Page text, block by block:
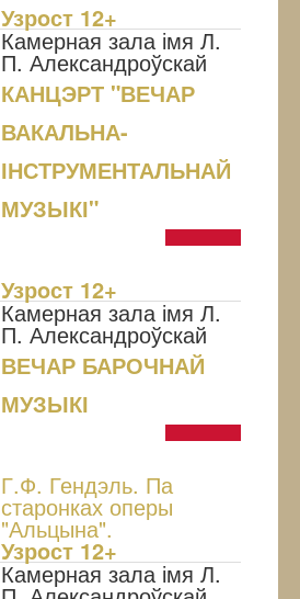
Узрoст 12+
Камерная зала імя Л.
П. Александроўскай
КАНЦЭРТ "ВЕЧАР
ВАКАЛЬНА-
ІНСТРУМЕНТАЛЬНАЙ
МУЗЫКІ"
Узрoст 12+
Камерная зала імя Л.
П. Александроўскай
ВЕЧАР БАРОЧНАЙ
МУЗЫКІ
Г.Ф. Гендэль. Па
старонках оперы
"Альцына".
Узрoст 12+
Камерная зала імя Л.